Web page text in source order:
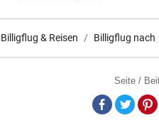
Billigflug & Reisen Billigflug nach
Seite /
Facebook